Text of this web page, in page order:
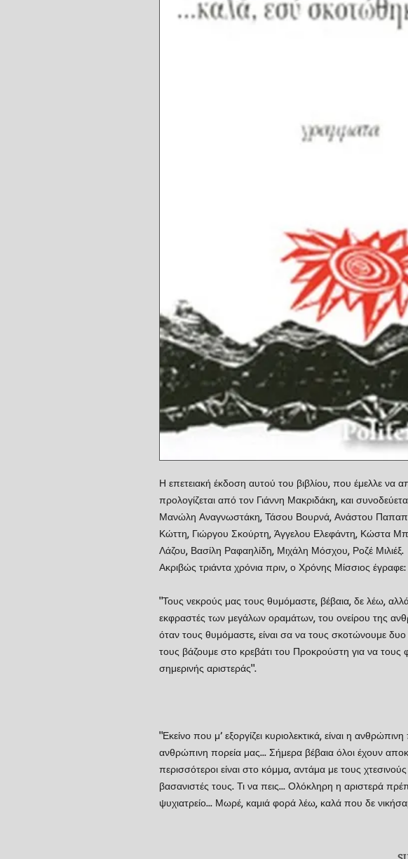
Η επετειακή έκδοση αυτού του βιβλίου, που έμελλε να
προλογίζεται από τον Γιάννη Μακριδάκη, και
Μανώλη Αναγνωστάκη, Τάσου Βουρνά, Ανάστου
Κώττη, Γιώργου Σκούρτη, Άγγελου Ελεφάντη, Κώστα
Λάζου, Βασίλη Ραφαηλίδη, Μιχάλη Μόσχου, Ροζέ Μιλιέξ.
Ακριβώς τριάντα χρόνια πριν, ο Χρόνης Μίσσιος έγραφε:
"Τους νεκρούς μας τους θυμόμαστε, βέβαια, δε λέω,
εκφραστές των μεγάλων οραμάτων, του ονείρου της
όταν τους θυμόμαστε, είναι σα να τους σκοτώνουμε δυο
τους βάζουμε στο κρεβάτι του Προκρούστη για να τους
σημερινής αριστεράς".
"Εκείνο που μ’ εξοργίζει κυριολεκτικά, είναι η
ανθρώπινη πορεία μας... Σήμερα βέβαια όλοι έχουν
περισσότεροι είναι στο κόμμα, αντάμα με τους χτεσινούς
βασανιστές τους. Τι να πεις... Ολόκληρη η αριστερά
ψυχιατρείο... Μωρέ, καμιά φορά λέω, καλά που δε